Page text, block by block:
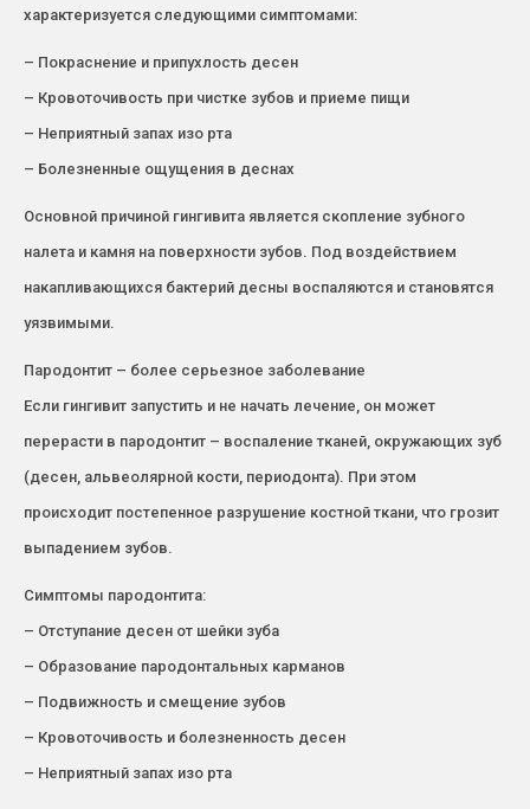
характеризуется следующими симптомами:
– Покраснение и припухлость десен
– Кровоточивость при чистке зубов и приеме пищи
– Неприятный запах изо рта
– Болезненные ощущения в деснах
Основной причиной гингивита является скопление зубного
налета и камня на поверхности зубов. Под воздействием
накапливающихся бактерий десны воспаляются и становятся
уязвимыми.
Пародонтит – более серьезное заболевание
Если гингивит запустить и не начать лечение, он может
перерасти в пародонтит – воспаление тканей, окружающих зуб
(десен, альвеолярной кости, периодонта). При этом
происходит постепенное разрушение костной ткани, что грозит
выпадением зубов.
Симптомы пародонтита:
– Отступание десен от шейки зуба
– Образование пародонтальных карманов
– Подвижность и смещение зубов
– Кровоточивость и болезненность десен
– Неприятный запах изо рта